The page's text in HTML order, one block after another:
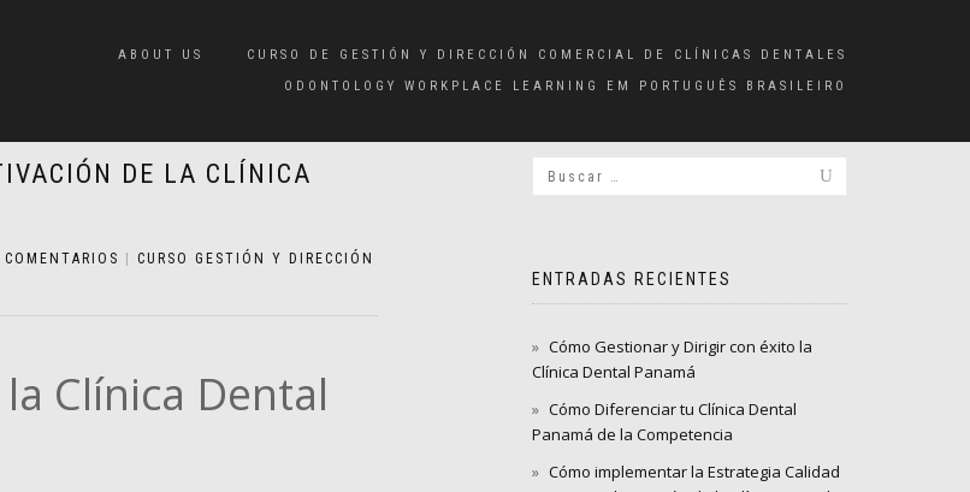
ABOUT US
CURSO DE GESTIÓN Y DIRECCIÓN COMERCIAL DE CLÍNICAS DENTALES
ODONTOLOGY WORKPLACE LEARNING EM PORTUGUÊS BRASILEIRO
DE LA CLÍNICA
CURSO GESTIÓN Y DIRECCIÓN
Clínica Dental
ENTRADAS RECIENTES
Cómo Gestionar y Dirigir con éxito la
Clínica Dental Panamá
Cómo Diferenciar tu Clínica Dental
Panamá de la Competencia
Cómo implementar la Estrategia Calidad